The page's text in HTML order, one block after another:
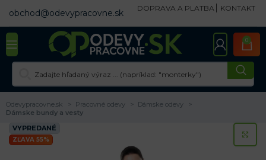
obchod@odevypracovne.sk DOPRAVA A PLATBA KONTAKT
0
Odevypracovne.sk Pracovné odevy
Dámske odevy
Dámske bundy a vesty
VYPREDANÉ
ZĽAVA 55%